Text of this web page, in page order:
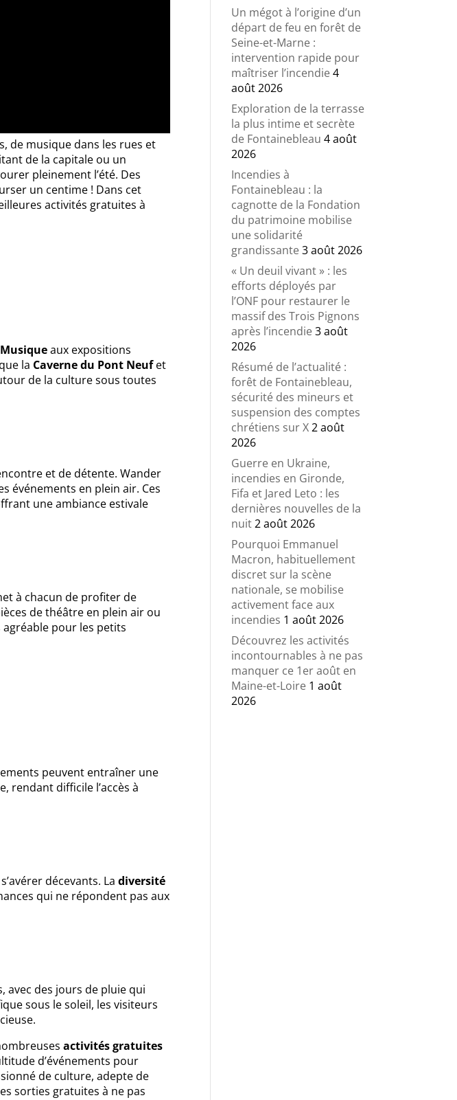
de musique dans les rues et
de la capitale ou un
pleinement l’été. Des
un centime ! Dans cet
activités gratuites à
aux expositions
la Caverne du Pont Neufet
de la culture sous toutes
et de détente. Wander
événements en plein air. Ces
une ambiance estivale
à chacun de profiter de
de théâtre en plein air ou
agréable pour les petits
peuvent entraîner une
rendant difficile l’accès à
décevants. Ladiversité
qui ne répondent pas aux
avec des jours de pluie qui
sous le soleil, les visiteurs
activités gratuites
d’événements pour
de culture, adepte de
sorties gratuites à ne pas
Un mégot à l’origine d’un
départ de feu en forêt de
Seine-et-Marne :
intervention rapide pour
maîtriser l’incendie4
août 2026
Exploration de la terrasse
la plus intime et secrète
de Fontainebleau 4 août
2026
Incendies à
Fontainebleau : la
cagnotte de la Fondation
du patrimoine mobilise
une solidarité
grandissante3 août 2026
« Un deuil vivant » : les
efforts déployés par
l’ONF pour restaurer le
massif des Trois Pignons
après l’incendie3 août
2026
Résumé de l’actualité :
forêt de Fontainebleau,
sécurité des mineurs et
suspension des comptes
chrétiens sur X2 août
2026
Guerre en Ukraine,
incendies en Gironde,
Fifa et Jared Leto : les
dernières nouvelles de la
nuit2 août 2026
Pourquoi Emmanuel
Macron, habituellement
discret sur la scène
nationale, se mobilise
activement face aux
incendies 1 août 2026
Découvrez les activités
incontournables à ne pas
manquer ce 1er août en
Maine-et-Loire 1 août
2026